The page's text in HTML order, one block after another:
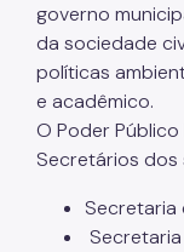
governo
da sociedade
políticas
e acadêmico.
O Poder
Secretários dos
Secretaria